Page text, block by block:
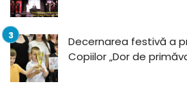
Decernarea festivă a
Copiilor „Dor de